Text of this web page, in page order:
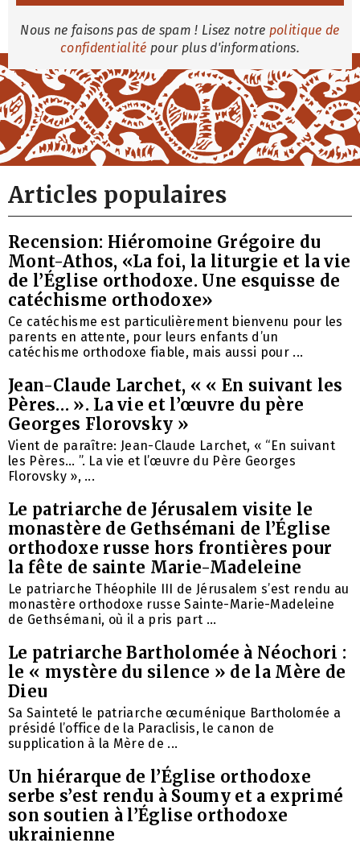
Nous ne faisons pas de spam ! Lisez notre politique de
confidentialité pour plus d'informations.
Articles populaires
Recension: Hiéromoine Grégoire du
Mont-Athos, «La foi, la liturgie et la vie
de l’Église orthodoxe. Une esquisse de
catéchisme orthodoxe»
Ce catéchisme est particulièrement bienvenu pour les
parents en attente, pour leurs enfants d’un
catéchisme orthodoxe fiable, mais aussi pour ...
Jean-Claude Larchet, « « En suivant les
Pères… ». La vie et l’œuvre du père
Georges Florovsky »
Vient de paraître: Jean-Claude Larchet, « “En suivant
les Pères… ”. La vie et l’œuvre du Père Georges
Florovsky », ...
Le patriarche de Jérusalem visite le
monastère de Gethsémani de l’Église
orthodoxe russe hors frontières pour
la fête de sainte Marie-Madeleine
Le patriarche Théophile III de Jérusalem s’est rendu au
monastère orthodoxe russe Sainte-Marie-Madeleine
de Gethsémani, où il a pris part ...
Le patriarche Bartholomée à Néochori :
le « mystère du silence » de la Mère de
Dieu
Sa Sainteté le patriarche œcuménique Bartholomée a
présidé l’office de la Paraclisis, le canon de
supplication à la Mère de ...
Un hiérarque de l’Église orthodoxe
serbe s’est rendu à Soumy et a exprimé
son soutien à l’Église orthodoxe
ukrainienne